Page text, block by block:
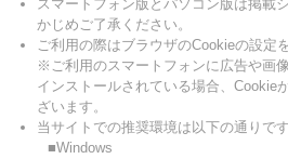
スマートフォン版とパソコン版は掲載
かじめご了承ください。
ご利用の際はブラウザのCookieの設定
※ご利用のスマートフォンに広告や画
インストールされている場合、Cookie
ざいます。
当サイトでの推奨環境は以下の通りです
■Windows